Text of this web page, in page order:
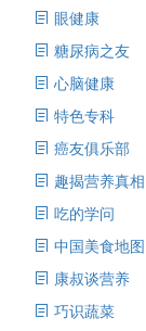
眼健康
糖尿病之友
心脑健康
特色专科
癌友俱乐部
趣揭营养真相
吃的学问
中国美食地图
康叔谈营养
巧识蔬菜